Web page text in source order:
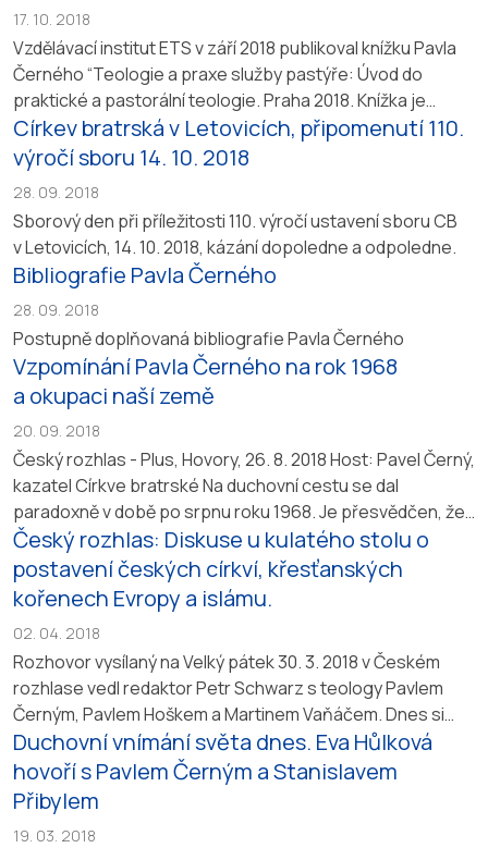
17. 10. 2018
Vzdělávací institut ETS v září 2018 publikoval knížku Pavla
Černého “Teologie a praxe služby pastýře: Úvod do
praktické a pastorální teologie. Praha 2018. Knížka je
k zakoupení v Evangelikálním teologickém semináři
v Praze a v křesťanském knikupectví i v e-shopu Samuel. O
knížce recenzenti napsali: Práce Pavla Černého Teologie
a praxe...
Církev bratrská v Letovicích, připomenutí 110.
výročí sboru 14. 10. 2018
28. 09. 2018
Sborový den při příležitosti 110. výročí ustavení sboru CB
v Letovicích, 14. 10. 2018, kázání dopoledne a odpoledne.
Bibliografie Pavla Černého
28. 09. 2018
Postupně doplňovaná bibliografie Pavla Černého
Vzpomínání Pavla Černého na rok 1968
a okupaci naší země
20. 09. 2018
Český rozhlas - Plus, Hovory, 26. 8. 2018 Host: Pavel Černý,
kazatel Církve bratrské Na duchovní cestu se dal
paradoxně v době po srpnu roku 1968. Je přesvědčen, že
okupace vrazila do našeho národa velké klíny. Moderuje
Eva Hůlková. https://plus.rozhlas.cz/host-pavel-cerny-
kazatel-cirkve-bratrske-7596880
Český rozhlas: Diskuse u kulatého stolu o
postavení českých církví, křesťanských
kořenech Evropy a islámu.
02. 04. 2018
Rozhovor vysílaný na Velký pátek 30. 3. 2018 v Českém
rozhlase vedl redaktor Petr Schwarz s teology Pavlem
Černým, Pavlem Hoškem a Martinem Vaňáčem. Dnes si
většina křesťanů připomíná ukřižování Ježíše Krista.
Diskuze u kulatého stolu bude o postavení křesťanských
církvích v naší společnosti, o tom, co znamenají
křesťanské kořeny Evropy, i o vztahu křesťanství...
Duchovní vnímání světa dnes. Eva Hůlková
hovoří s Pavlem Černým a Stanislavem
Přibylem
19. 03. 2018